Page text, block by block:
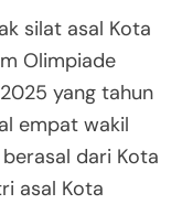
silat asal Kota
Olimpiade
yang tahun
empat wakil
dari Kota
asal Kota